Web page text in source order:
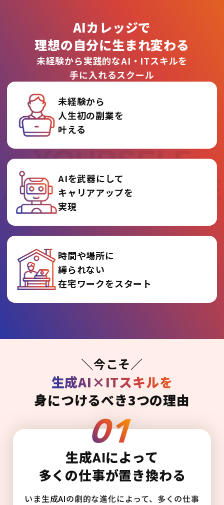
REINVENT
YOURSELF
AT AI COLLEGE
AIカレッジで
理想の自分に生まれ変わる
未経験から実践的なAI・ITスキルを
手に入れるスクール
未経験から
人生初の副業を
叶える
AIを武器にして
キャリアアップを
実現
時間や場所に
縛られない
在宅ワークをスタート
＼今こそ／
生成AI×ITスキルを
身につけるべき3つの理由
生成AIによって
多くの仕事が置き換わる
いま生成AIの劇的な進化によって、多くの仕事